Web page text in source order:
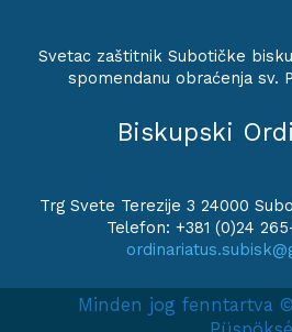
Svetac zaštitnik Subotičke
spomendanu obraćenja sv.
Biskupski
Trg Svete Terezije 3 24000
Telefon: +381 (0)24
Minden jog fenntartva